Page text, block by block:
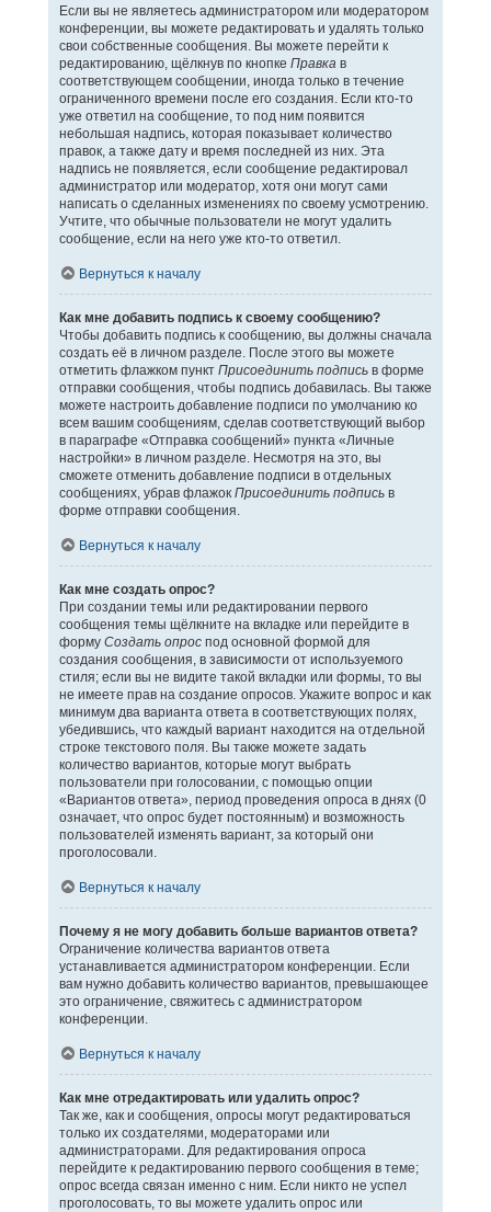
Если вы не являетесь администратором или модератором
конференции, вы можете редактировать и удалять только
свои собственные сообщения. Вы можете перейти к
редактированию, щёлкнув по кнопке Правкав
соответствующем сообщении, иногда только в течение
ограниченного времени после его создания. Если кто-то
уже ответил на сообщение, то под ним появится
небольшая надпись, которая показывает количество
правок, а также дату и время последней из них. Эта
надпись не появляется, если сообщение редактировал
администратор или модератор, хотя они могут сами
написать о сделанных изменениях по своему усмотрению.
Учтите, что обычные пользователи не могут удалить
сообщение, если на него уже кто-то ответил.
Вернуться к началу
Как мне добавить подпись к своему сообщению?
Чтобы добавить подпись к сообщению, вы должны сначала
создать её в личном разделе. После этого вы можете
отметить флажком пункт Присоединить подписьв форме
отправки сообщения, чтобы подпись добавилась. Вы также
можете настроить добавление подписи по умолчанию ко
всем вашим сообщениям, сделав соответствующий выбор
в параграфе «Отправка сообщений» пункта «Личные
настройки» в личном разделе. Несмотря на это, вы
сможете отменить добавление подписи в отдельных
сообщениях, убрав флажок Присоединить подписьв
форме отправки сообщения.
Вернуться к началу
Как мне создать опрос?
При создании темы или редактировании первого
сообщения темы щёлкните на вкладке или перейдите в
форму Создать опроспод основной формой для
создания сообщения, в зависимости от используемого
стиля; если вы не видите такой вкладки или формы, то вы
не имеете прав на создание опросов. Укажите вопрос и как
минимум два варианта ответа в соответствующих полях,
убедившись, что каждый вариант находится на отдельной
строке текстового поля. Вы также можете задать
количество вариантов, которые могут выбрать
пользователи при голосовании, с помощью опции
«Вариантов ответа», период проведения опроса в днях (0
означает, что опрос будет постоянным) и возможность
пользователей изменять вариант, за который они
проголосовали.
Вернуться к началу
Почему я не могу добавить больше вариантов ответа?
Ограничение количества вариантов ответа
устанавливается администратором конференции. Если
вам нужно добавить количество вариантов, превышающее
это ограничение, свяжитесь с администратором
конференции.
Вернуться к началу
Как мне отредактировать или удалить опрос?
Так же, как и сообщения, опросы могут редактироваться
только их создателями, модераторами или
администраторами. Для редактирования опроса
перейдите к редактированию первого сообщения в теме;
опрос всегда связан именно с ним. Если никто не успел
проголосовать, то вы можете удалить опрос или